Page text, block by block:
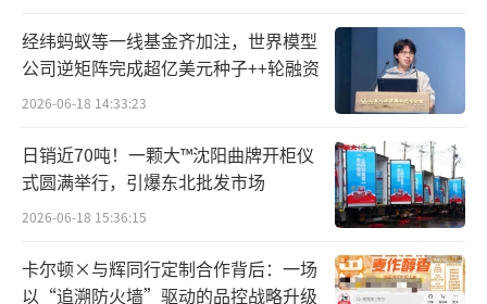
经纬蚂蚁等一线基金齐加注，世界模型
公司逆矩阵完成超亿美元种子++轮融资
2026-06-18 14:33:23
日销近70吨！一颗大™沈阳曲牌开柜仪
式圆满举行，引爆东北批发市场
2026-06-18 15:36:15
卡尔顿×与辉同行定制合作背后：一场
以“追溯防火墙”驱动的品控战略升级